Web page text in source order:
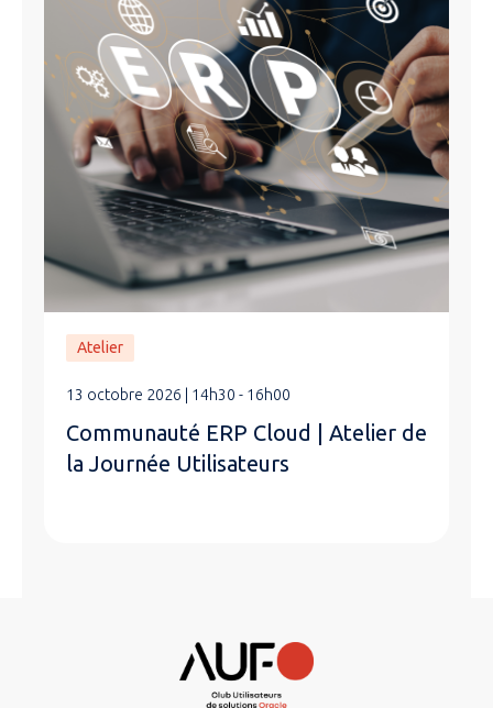
Atelier
13 octobre 2026 | 14h30 - 16h00
Communauté ERP Cloud | Atelier de
la Journée Utilisateurs